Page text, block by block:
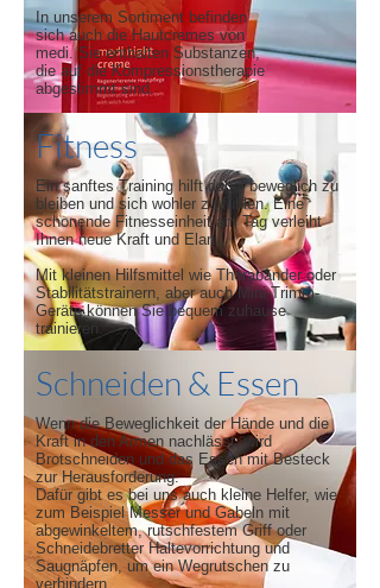
In unserem Sortiment befinden
sich auch die Hautcremes von
medi. Sie enthalten Substanzen,
die auf die Kompressionstherapie
abgestimmt sind.
Fitness
Ein sanftes Training hilft dabei beweglich zu
bleiben und sich wohler zu fühlen. Eine
schonende Fitnesseinheit am Tag verleiht
Ihnen neue Kraft und Elan.
Mit kleinen Hilfsmittel wie Therabänder oder
Stabilitätstrainern, aber auch Mini-Trimm-
Geräte können Sie bequem zuhause
trainieren.
Schneiden & Essen
Wenn die Beweglichkeit der Hände und die
Kraft in den Armen nachlässt, wird
Brotschneiden und das Essen mit Besteck
zur Herausforderung.
Dafür gibt es bei uns auch kleine Helfer, wie
zum Beispiel Messer und Gabeln mit
abgewinkeltem, rutschfestem Griff oder
Schneidebretter Haltevorrichtung und
Saugnäpfen, um ein Wegrutschen zu
verhindern.